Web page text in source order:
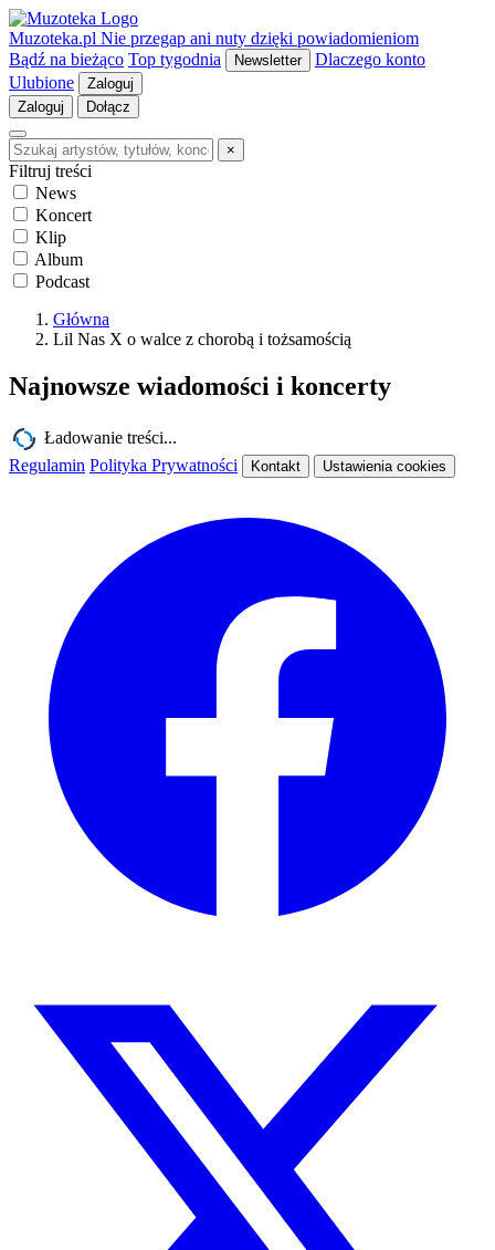
Muzoteka.pl Nie przegap ani nuty dzięki powiadomieniom
Bądź na bieżąco Top tygodnia Newsletter
Dlaczego konto
Ulubione
Zaloguj
Zaloguj
Dołącz
×
Filtruj treści
News
Koncert
Klip
Album
Podcast
Główna
Lil Nas X o walce z chorobą i tożsamością
Najnowsze wiadomości i koncerty
Ładowanie treści...
Regulamin Polityka Prywatności Kontakt Ustawienia cookies